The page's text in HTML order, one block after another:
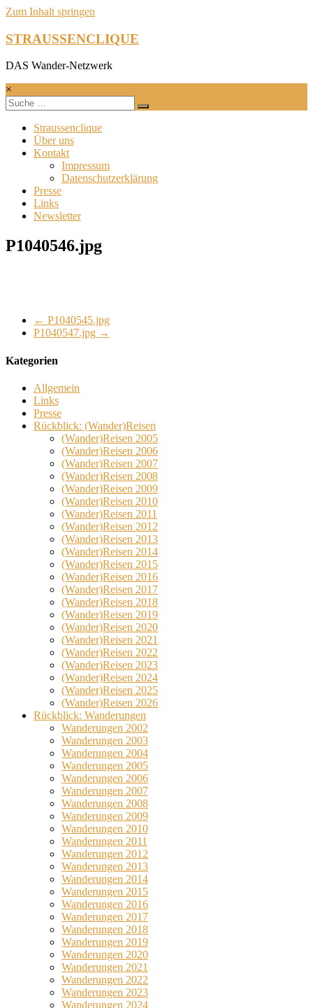
Zum Inhalt springen
STRAUSSENCLIQUE
DAS Wander-Netzwerk
×
Straussenclique
Über uns
Kontakt
Impressum
Datenschutzerklärung
Presse
Links
Newsletter
P1040546.jpg
← P1040545.jpg
P1040547.jpg →
Kategorien
Allgemein
Links
Presse
Rückblick: (Wander)Reisen
(Wander)Reisen 2005
(Wander)Reisen 2006
(Wander)Reisen 2007
(Wander)Reisen 2008
(Wander)Reisen 2009
(Wander)Reisen 2010
(Wander)Reisen 2011
(Wander)Reisen 2012
(Wander)Reisen 2013
(Wander)Reisen 2014
(Wander)Reisen 2015
(Wander)Reisen 2016
(Wander)Reisen 2017
(Wander)Reisen 2018
(Wander)Reisen 2019
(Wander)Reisen 2020
(Wander)Reisen 2021
(Wander)Reisen 2022
(Wander)Reisen 2023
(Wander)Reisen 2024
(Wander)Reisen 2025
(Wander)Reisen 2026
Rückblick: Wanderungen
Wanderungen 2002
Wanderungen 2003
Wanderungen 2004
Wanderungen 2005
Wanderungen 2006
Wanderungen 2007
Wanderungen 2008
Wanderungen 2009
Wanderungen 2010
Wanderungen 2011
Wanderungen 2012
Wanderungen 2013
Wanderungen 2014
Wanderungen 2015
Wanderungen 2016
Wanderungen 2017
Wanderungen 2018
Wanderungen 2019
Wanderungen 2020
Wanderungen 2021
Wanderungen 2022
Wanderungen 2023
Wanderungen 2024